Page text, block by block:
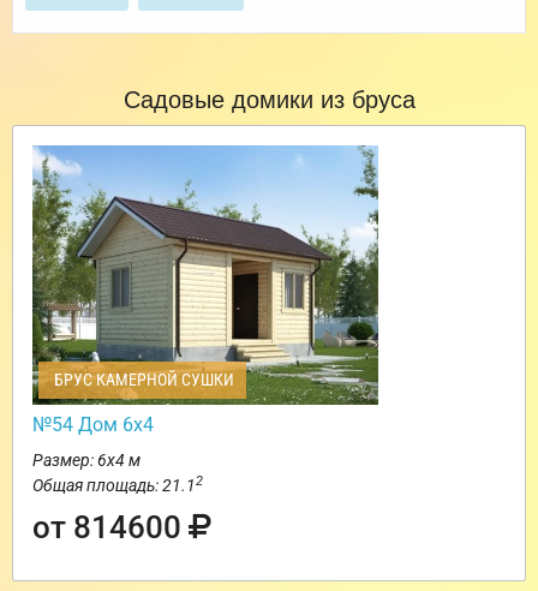
Садовые домики из бруса
БРУС КАМЕРНОЙ СУШКИ
№54 Дом 6х4
Размер: 6х4 м
Общая площадь: 21.12
от 814600